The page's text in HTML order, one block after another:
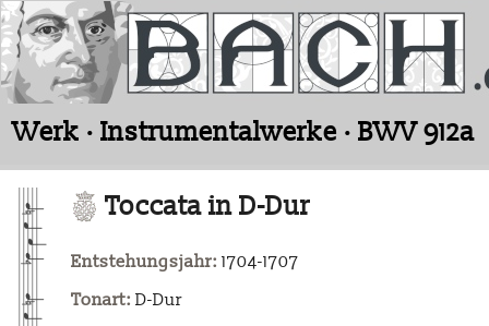
Werk · Instrumentalwerke · BWV 912a
Toccata in D-Dur
Entstehungsjahr: 1704-1707
Tonart: D-Dur